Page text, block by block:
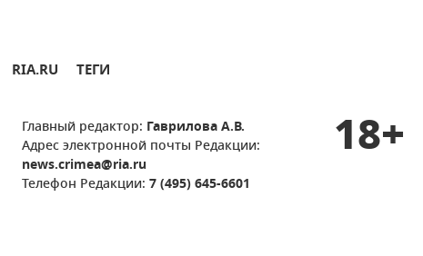
RIA.RU ТЕГИ
Главный редактор: Гаврилова А.В.
Адрес электронной почты Редакции:
news.crimea@ria.ru
Телефон Редакции: 7 (495) 645-6601
18+